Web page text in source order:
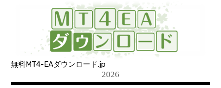
無料MT4-EAダウンロード.jp
2026